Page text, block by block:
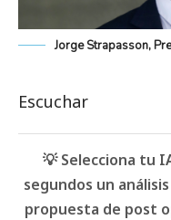
Jorge Strapasson,
Escuchar
💡 Selecciona tu
segundos un
propuesta de post